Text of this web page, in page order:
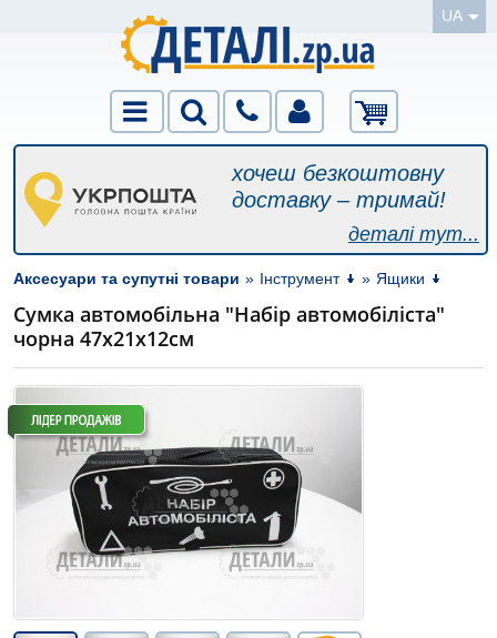
UA
хочеш безкоштовну
доставку – тримай!
деталі тут...
Аксесуари та супутні товари » Інструмент » Ящики
Сумка автомобільна "Набір автомобіліста"
чорна 47х21х12см